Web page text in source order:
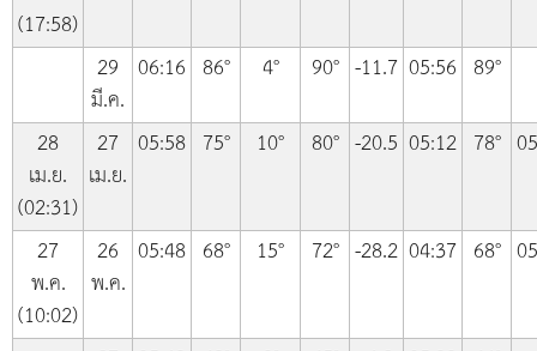
(17:58)
29
มี.ค.
06:16 86° 4° 90° -11.7 05:56 89°
28
เม.ย.
(02:31)
27
เม.ย.
05:58 75° 10° 80° -20.5 05:12 78°
27
พ.ค.
(10:02)
26
พ.ค.
05:48 68° 15° 72° -28.2 04:37 68°